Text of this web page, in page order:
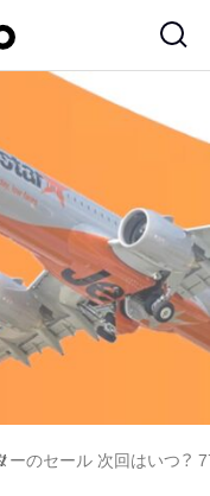
ーのセール 次回はいつ？